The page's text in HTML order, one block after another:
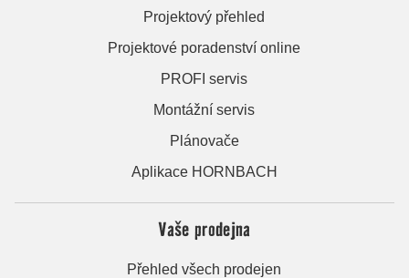
Projektový přehled
Projektové poradenství online
PROFI servis
Montážní servis
Plánovače
Aplikace HORNBACH
Vaše prodejna
Přehled všech prodejen